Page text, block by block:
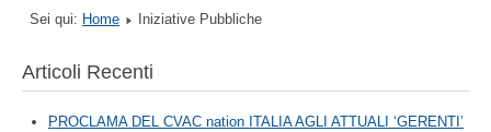
Sei qui: Home Iniziative Pubbliche
Articoli Recenti
PROCLAMA DEL CVAC nation ITALIA AGLI ATTUALI ‘GERENTI’